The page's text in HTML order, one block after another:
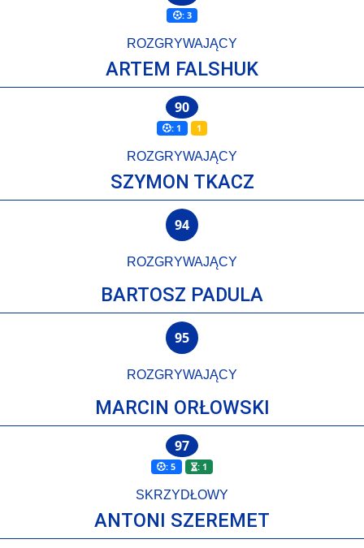
ARTEM FALSHUK
ROZGRYWAJĄCY
: 3
SZYMON TKACZ
ROZGRYWAJĄCY
: 1 1
90
BARTOSZ PADULA
ROZGRYWAJĄCY
94
MARCIN ORŁOWSKI
ROZGRYWAJĄCY
95
ANTONI SZEREMET
SKRZYDŁOWY
: 5 : 1
97